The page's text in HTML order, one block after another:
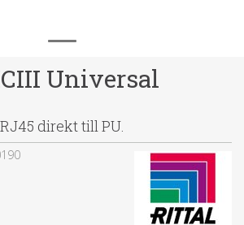
Universal
direkt till PU.